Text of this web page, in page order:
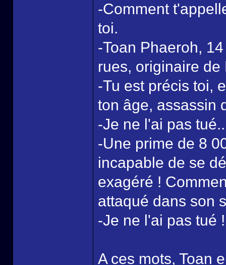
-Comment
toi.
-Toan Phaeroh,
rues, originaire de
-Tu est précis toi,
ton âge, assassin
-Je ne l'ai pas
-Une prime de 8
incapable de se
exagéré !
attaqué dans son
-Je ne l'ai pas tué !
A ces mots, Toan